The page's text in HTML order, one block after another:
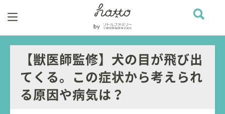
【獣医師監修】犬の目が飛び出
てくる。この症状から考えられ
る原因や病気は？